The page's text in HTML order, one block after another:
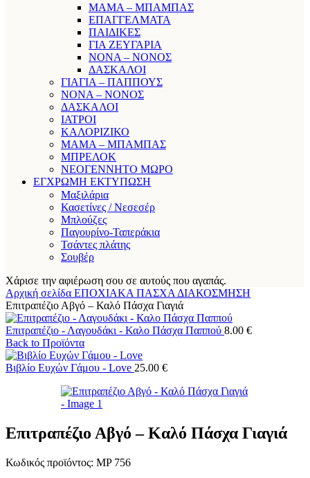
ΜΑΜΑ – ΜΠΑΜΠΑΣ
ΕΠΑΓΓΕΛΜΑΤΑ
ΠΑΙΔΙΚΕΣ
ΓΙΑ ΖΕΥΓΑΡΙΑ
ΝΟΝΑ – ΝΟΝΟΣ
ΔΑΣΚΑΛΟΙ
ΓΙΑΓΙΑ – ΠΑΠΠΟΥΣ
ΝΟΝΑ – ΝΟΝΟΣ
ΔΑΣΚΑΛΟΙ
ΙΑΤΡΟΙ
ΚΑΛΟΡΙΖΙΚΟ
ΜΑΜΑ – ΜΠΑΜΠΑΣ
ΜΠΡΕΛΟΚ
ΝΕΟΓΕΝΝΗΤΟ ΜΩΡΟ
ΕΓΧΡΩΜΗ ΕΚΤΥΠΩΣΗ
Μαξιλάρια
Κασετίνες / Νεσεσέρ
Μπλούζες
Παγουρίνο-Ταπεράκια
Τσάντες πλάτης
Σουβέρ
Χάρισε την αφιέρωση σου σε αυτούς που αγαπάς.
Αρχική σελίδα ΕΠΟΧΙΑΚΑ ΠΑΣΧΑ ΔΙΑΚΟΣΜΗΣΗ
Επιτραπέζιο Αβγό – Καλό Πάσχα Γιαγιά
Επιτραπέζιο - Λαγουδάκι - Καλο Πάσχα Παππού 8.00 €
Back to Προϊόντα
Βιβλίο Ευχών Γάμου - Love 25.00 €
Επιτραπέζιο Αβγό – Καλό Πάσχα Γιαγιά
Κωδικός προϊόντος: MP 756